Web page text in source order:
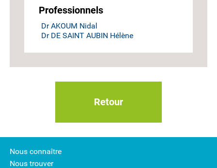
Professionnels
Dr AKOUM Nidal
Dr DE SAINT AUBIN Hélène
Retour
Nous connaître
Nous trouver